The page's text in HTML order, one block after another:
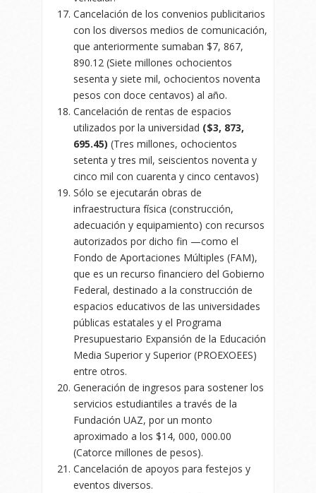
Cancelación de los convenios publicitarios
con los diversos medios de comunicación,
que anteriormente sumaban $7, 867,
890.12 (Siete millones ochocientos
sesenta y siete mil, ochocientos noventa
pesos con doce centavos) al año.
Cancelación de rentas de espacios
utilizados por la universidad ($3, 873,
695.45) (Tres millones, ochocientos
setenta y tres mil, seiscientos noventa y
cinco mil con cuarenta y cinco centavos)
Sólo se ejecutarán obras de
infraestructura física (construcción,
adecuación y equipamiento) con recursos
autorizados por dicho fin —como el
Fondo de Aportaciones Múltiples (FAM),
que es un recurso financiero del Gobierno
Federal, destinado a la construcción de
espacios educativos de las universidades
públicas estatales y el Programa
Presupuestario Expansión de la Educación
Media Superior y Superior (PROEXOEES)
entre otros.
Generación de ingresos para sostener los
servicios estudiantiles a través de la
Fundación UAZ, por un monto
aproximado a los $14, 000, 000.00
(Catorce millones de pesos).
Cancelación de apoyos para festejos y
eventos diversos.